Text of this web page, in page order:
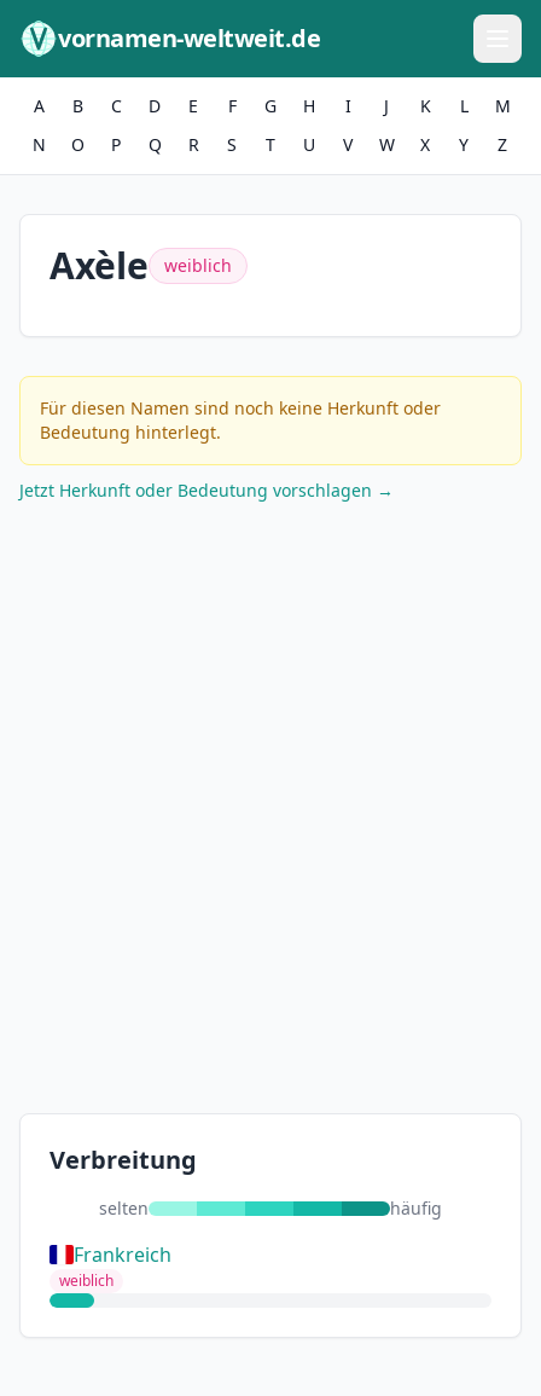
vornamen-weltweit.de
A B C D E F G H I J K L
M
N
O P Q R S T U V W X Y Z
Axèle weiblich
Für diesen Namen sind noch keine Herkunft oder
Bedeutung hinterlegt.
Jetzt Herkunft oder Bedeutung vorschlagen →
Verbreitung
selten häufig
Frankreich
weiblich